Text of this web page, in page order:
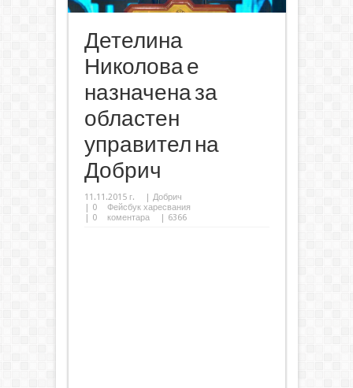
Детелина
Николова е
назначена за
областен
управител на
Добрич
11.11.2015 г.
Добрич
0
Фейсбук харесвания
0 коментара | 6366